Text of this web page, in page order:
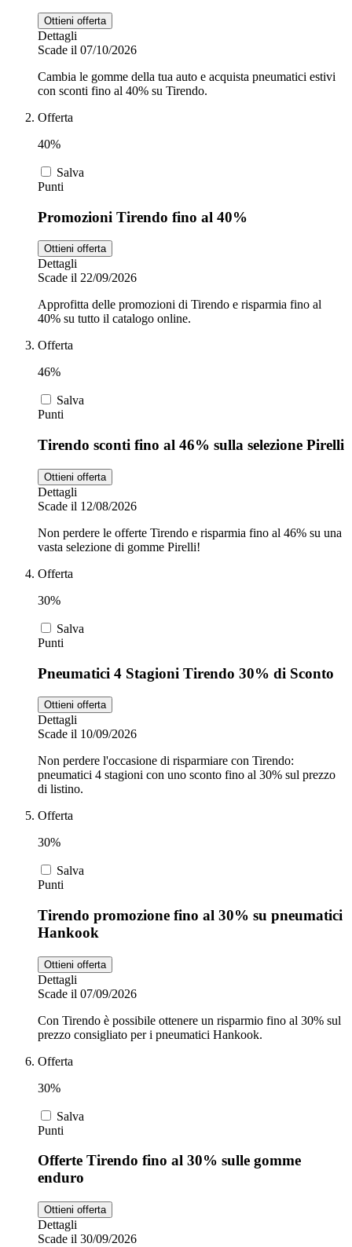
Unieuro
Scarpe
Ottieni offerta
Dettagli
Scade il 07/10/2026
Cambia le gomme della tua auto e acquista pneumatici estivi
con sconti fino al 40% su Tirendo.
Offerta
40%
Salva
Punti
Promozioni Tirendo fino al 40%
Ottieni offerta
Dettagli
Scade il 22/09/2026
Approfitta delle promozioni di Tirendo e risparmia fino al
40% su tutto il catalogo online.
Offerta
46%
Salva
Punti
Tirendo sconti fino al 46% sulla selezione Pirelli
Ottieni offerta
Dettagli
Scade il 12/08/2026
Non perdere le offerte Tirendo e risparmia fino al 46% su una
vasta selezione di gomme Pirelli!
Offerta
30%
Salva
Punti
Pneumatici 4 Stagioni Tirendo 30% di Sconto
Ottieni offerta
Dettagli
Scade il 10/09/2026
Non perdere l'occasione di risparmiare con Tirendo:
pneumatici 4 stagioni con uno sconto fino al 30% sul prezzo
di listino.
Offerta
30%
Salva
Punti
Tirendo promozione fino al 30% su pneumatici
Hankook
Ottieni offerta
Dettagli
Scade il 07/09/2026
Con Tirendo è possibile ottenere un risparmio fino al 30% sul
prezzo consigliato per i pneumatici Hankook.
Offerta
30%
Salva
Punti
Offerte Tirendo fino al 30% sulle gomme
enduro
Ottieni offerta
Dettagli
Scade il 30/09/2026